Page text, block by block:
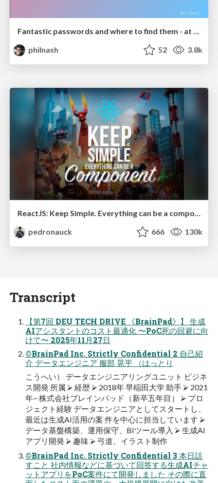
Fantastic passwords and where to find them - at NoRuKo
philnash
52 3.8k
pedronauck
666 130k
Transcript
【第7回 DEU TECH DRIVE 《BrainPad》】 生成
AIアシスタントのコスト最適化 〜PoC死の回避に向
けて〜 2025年11月27日
©BrainPad Inc. Strictly Confidential 2 自己紹
介 データエンジニア 服部 晃平 （はっとり
こうへい） データエンジニアリングユニット ビジネ
ス開発 所属 ⮚ 経歴 ⮚ 2018年 早稲田大学 助手 ⮚ 2021
年~ 株式会社ブレインパッド（新卒五年目） ⮚ プロ
ジェクト経験 データエンジニアとしてスタートし、
最近は生成AI活用の案 件を中心に担当しています ⮚
データ基盤構築、運用保守、BIツール導入 ⮚ 生成AI
アプリ開発 ⮚ 趣味 ⮚ 弓道、イラスト制作
©BrainPad Inc. Strictly Confidential 3 本日話
すこと 社内情報などに基づいて回答する生成AIチャ
ットアプリをPoC案件にて開発しました その際に直